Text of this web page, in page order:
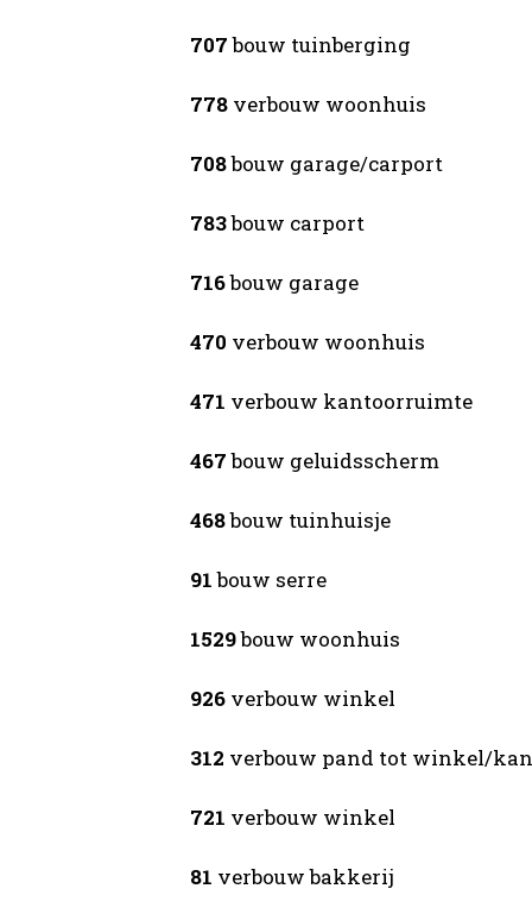
707bouw tuinberging
778 verbouw woonhuis
708bouw garage/carport
783bouw carport
716bouw garage
470 verbouw woonhuis
471 verbouw kantoorruimte
467bouw geluidsscherm
468bouw tuinhuisje
91bouw serre
1529bouw woonhuis
926 verbouw winkel
312 verbouw pand tot winkel/
721 verbouw winkel
81 verbouw bakkerij